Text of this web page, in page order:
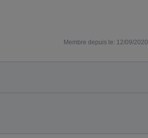
Membre depuis le: 12/09/2020